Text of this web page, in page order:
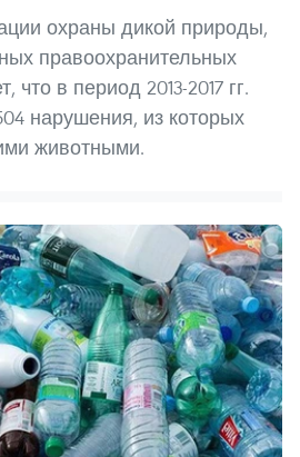
охраны дикой природы,
правоохранительных
что в период 2013-2017 гг.
нарушения, из которых
животными.